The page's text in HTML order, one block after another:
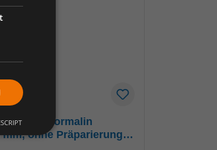
ml, für Formalin
mm, ohne Präparierung